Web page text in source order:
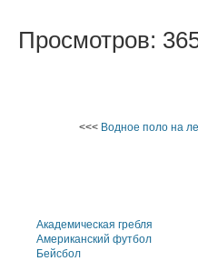
Просмотров:
<<< Водное поло на
Академическая гребля
Американский футбол
Бейсбол